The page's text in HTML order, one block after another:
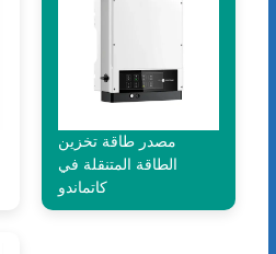
مصدر طاقة تخزين
الطاقة المتنقلة في
كاتماندو